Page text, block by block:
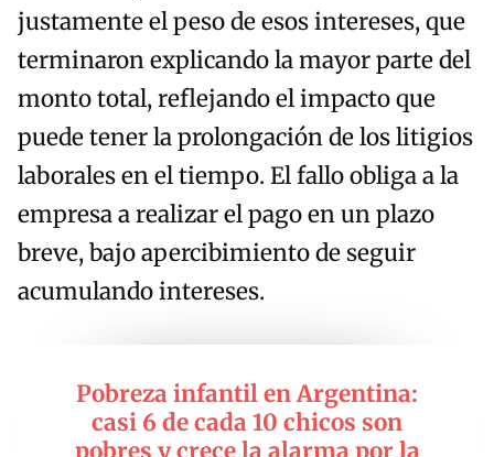
justamente el peso de esos intereses, que
terminaron explicando la mayor parte del
monto total, reflejando el impacto que
puede tener la prolongación de los litigios
laborales en el tiempo. El fallo obliga a la
empresa a realizar el pago en un plazo
breve, bajo apercibimiento de seguir
acumulando intereses.
Pobreza infantil en Argentina:
casi 6 de cada 10 chicos son